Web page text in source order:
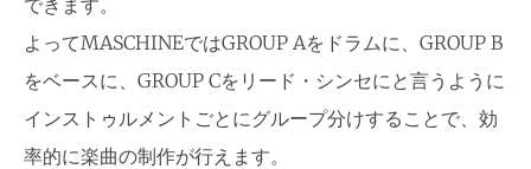
よってMASCHINEではGROUP Aをドラムに、GROUP B
をベースに、GROUP Cをリード・シンセにと言うように
インストゥルメントごとにグループ分けすることで、効
率的に楽曲の制作が行えます。